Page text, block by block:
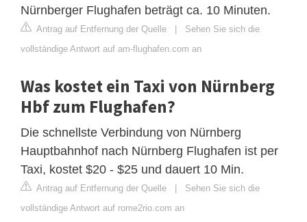
Nürnberger Flughafen beträgt ca. 10 Minuten.
Antrag auf Entfernung der Quelle
Sehen Sie sich die
vollständige Antwort auf am-flughafen.com an
Was kostet ein Taxi von Nürnberg
Hbf zum Flughafen?
Die schnellste Verbindung von Nürnberg
Hauptbahnhof nach Nürnberg Flughafen ist per
Taxi, kostet $20 - $25 und dauert 10 Min.
Antrag auf Entfernung der Quelle
Sehen Sie sich die
vollständige Antwort auf rome2rio.com an